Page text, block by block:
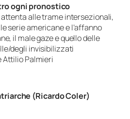
ogni pronostico
alle trame intersezionali,
serie americane e l’affanno
il male gaze e quello delle
degli invisibilizzati
Attilio Palmieri
(Ricardo Coler)